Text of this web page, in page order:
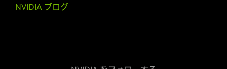
NVIDIA ブログ